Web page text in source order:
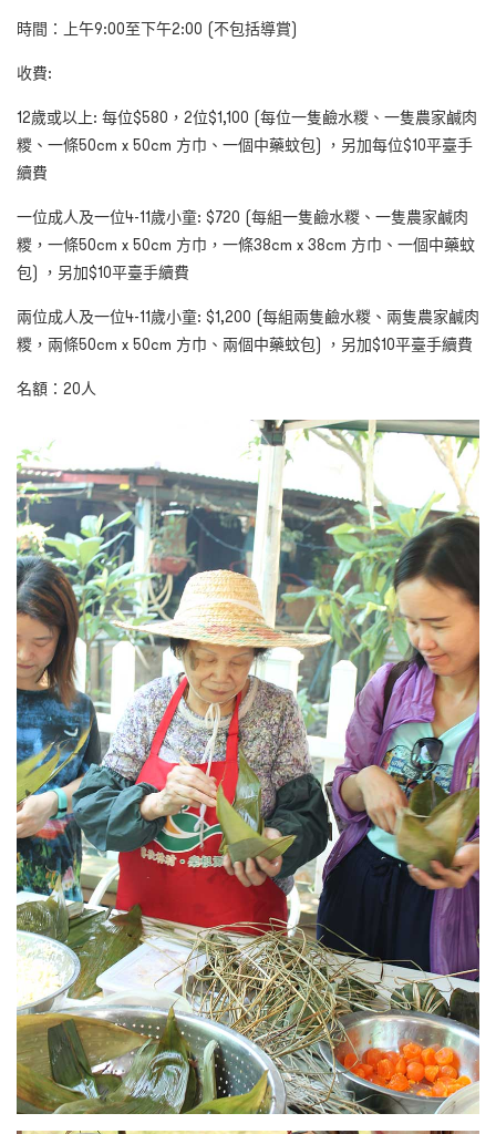
時間 ：上午9:00至下午2:00 (不包括導賞)
收費:
12歲或以上: 每位$580，2位$1,100 (每位一隻鹼水糉、一隻農家鹹肉
糭 、 一條50cm x 50cm 方巾、一個中藥蚊包) ，另加每位$10平臺手
續費
一位成人及一位4-11歲小童: $720 (每組一隻鹼水糉、一隻農家鹹肉
糭，一條50cm x 50cm 方巾，一條38cm x 38cm 方巾、一個中藥蚊
包) ，另加$10平臺手續費
兩位成人及一位4-11歲小童: $1,200 (每組兩隻鹼水糉、兩隻農家鹹肉
糭，兩條50cm x 50cm 方巾、兩個中藥蚊包) ，另加$10平臺手續費
名額： 20人